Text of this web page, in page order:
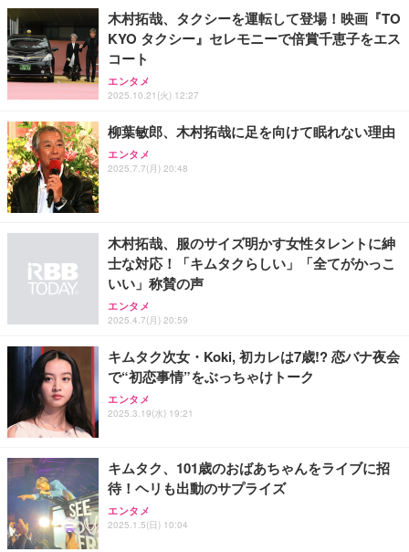
アサヒ スーパードライ [缶] 135ml x 24本 [ケース販
￥3,493
天羽の梅 1800ml （ハイボールの元 焼酎用）[天羽飲
料製造 東京都]
お中元 ギフト 【TV紹介されました♪】 純系 名古屋
コーチン 燻製 4種 セット おつまみ お取り寄せグル
メ 100％国産 高級 地鶏 お肉 ハム ソーセージ 冷凍
化粧箱入り 手提げ紙袋 熨斗対応可 南部食鶏 RK-29-
Butz Delicatessen おつまみアソートセット 【誕生
日用（バースデーカード付き）】 おつまみセット 6
Amazon Fire TV Stick 4K Plus | 映画館のような4K
￥9,980
Amazon Echo Dot (エコードット) 第5世代 - Alex
a、センサー搭載、鮮やかなサウンド｜チャコール
木村拓哉、タクシーを運転して登場！映画『TO
KYO タクシー』セレモニーで倍賞千恵子をエス
コート
エンタメ
2025.10.21(火) 12:27
柳葉敏郎、木村拓哉に足を向けて眠れない理由
エンタメ
2025.7.7(月) 20:48
木村拓哉、服のサイズ明かす女性タレントに紳
士な対応！「キムタクらしい」「全てがかっこ
いい」称賛の声
エンタメ
2025.4.7(月) 20:59
キムタク次女・Koki, 初カレは7歳!? 恋バナ夜会
で“初恋事情”をぶっちゃけトーク
エンタメ
2025.3.19(水) 19:21
キムタク、101歳のおばあちゃんをライブに招
待！ヘリも出動のサプライズ
エンタメ
2025.1.5(日) 10:04